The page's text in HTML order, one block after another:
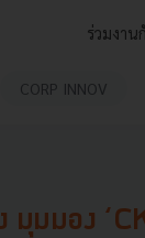
ร่วมงาน
CORP INNOV
มุมมอง